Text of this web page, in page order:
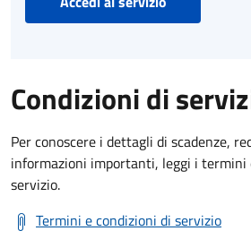
Condizioni di
Per conoscere i dettagli di scadenze,
informazioni importanti, leggi i termini
servizio.
Termini e condizioni di servizio